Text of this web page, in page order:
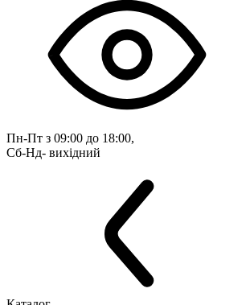
Пн-Пт з 09:00 до 18:00,
Сб-Нд- вихідний